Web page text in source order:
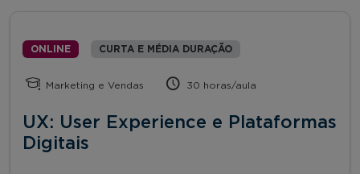
ONLINE CURTA E MÉDIA DURAÇÃO
Marketing e Vendas 30 horas/aula
UX: User Experience e Plataformas
Digitais